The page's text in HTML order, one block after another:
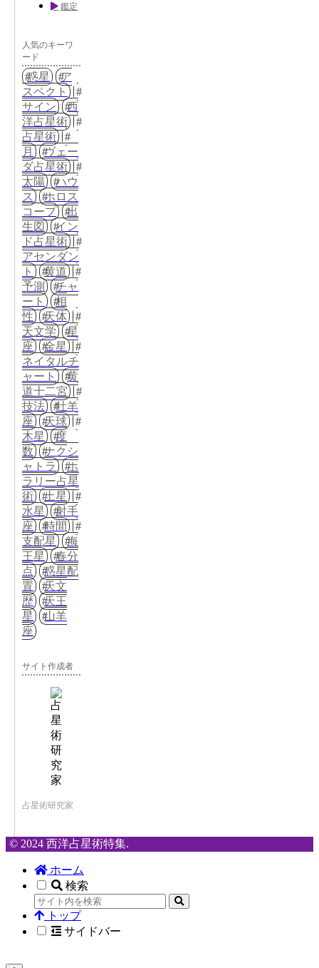
鑑定
人気のキーワ
ード
惑星
ア
スペクト
サイン
西
洋占星術
占星術
月
ヴェー
ダ占星術
太陽
ハウ
ス
ホロス
コープ
出
生図
イン
ド占星術
アセンダン
ト
黄道
予測
チャ
ート
相
性
天体
天文学
星
座
金星
ネイタルチ
ャート
黄
道十二宮
技法
牡羊
座
天球
木星
度
数
ナクシ
ャトラ
ホ
ラリー占星
術
土星
水星
射手
座
時間
支配星
海
王星
春分
点
惑星配
置
天文
歴
天王
星
山羊
座
サイト作成者
占星術研究家
© 2024 西洋占星術特集.
ホーム
検索
トップ
サイドバー